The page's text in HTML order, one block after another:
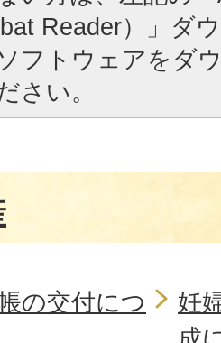
Reader）」ダ
フトウェアをダ
さい。
の交付につ
妊